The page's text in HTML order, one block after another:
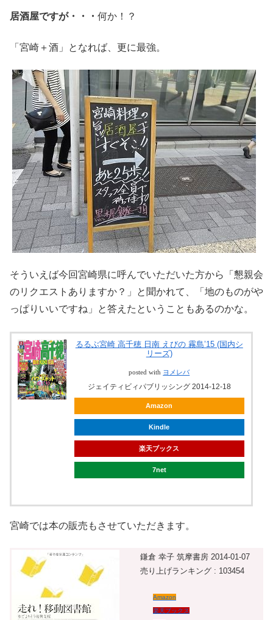
居酒屋ですが・・・ 何か！？
「宮崎＋酒」となれば、更に最強。
そういえば今回宮崎県に呼んでいただいた方から「懇親会
のリクエストありますか？」と聞かれて、「地のものがや
っぱりいいですね」と答えたということもあるのかな。
るるぶ宮崎 高千穂 日南 えびの 霧島’15 (国内シ
リーズ)
posted with ヨメレバ
ジェイティビィパブリッシング 2014-12-18
Amazon
Kindle
楽天ブックス
7net
宮崎では本の販売もさせていただきます。
鎌倉 幸子 筑摩書房 2014-01-07
売り上げランキング : 103454
Amazon
楽天ブックス